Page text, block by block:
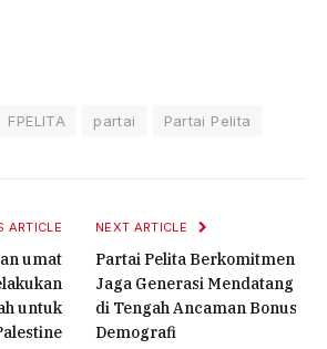
FPELITA partai Partai Pelita
ARTICLE
umat
untuk
NEXT ARTICLE
Partai Pelita Berkomitmen
Jaga Generasi Mendatang
di Tengah Ancaman Bonus
Demografi